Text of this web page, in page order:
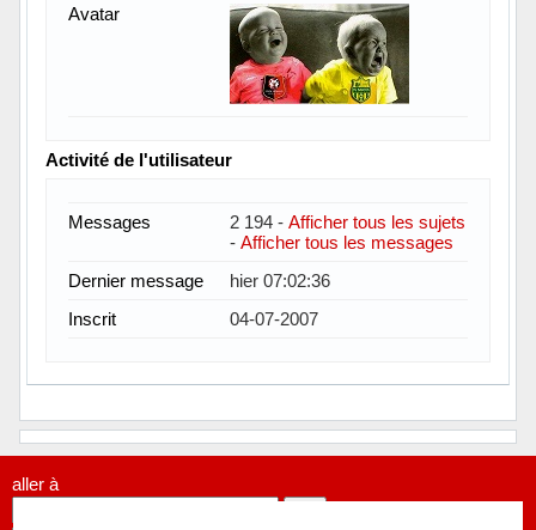
Avatar
Activité de l'utilisateur
Messages 2 194 - Afficher tous les sujets
- Afficher tous les messages
Dernier message
hier 07:02:36
Inscrit
04-07-2007
aller à